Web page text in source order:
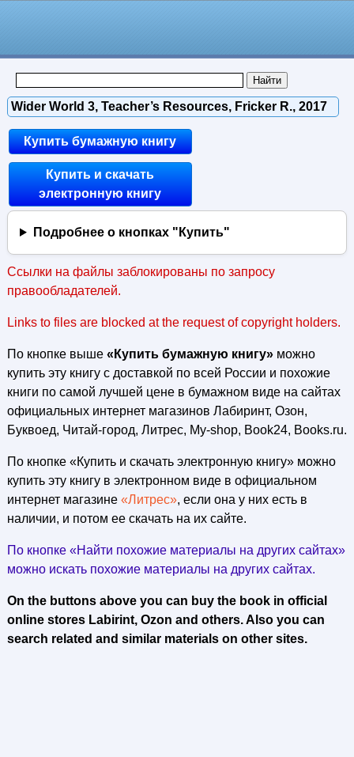
Wider World 3, Teacher’s Resources, Fricker R., 2017
Купить бумажную книгу
Купить и скачать
электронную книгу
Подробнее о кнопках "Купить"
Ссылки на файлы заблокированы по запросу
правообладателей.
Links to files are blocked at the request of copyright holders.
По кнопке выше «Купить бумажную книгу»можно
купить эту книгу с доставкой по всей России и похожие
книги по самой лучшей цене в бумажном виде на сайтах
официальных интернет магазинов Лабиринт, Озон,
Буквоед, Читай-город, Литрес, My-shop, Book24, Books.ru.
По кнопке «Купить и скачать электронную книгу» можно
купить эту книгу в электронном виде в официальном
интернет магазине «Литрес», если она у них есть в
наличии, и потом ее скачать на их сайте.
По кнопке «Найти похожие материалы на других сайтах»
можно искать похожие материалы на других сайтах.
On the buttons above you can buy the book in official
online stores Labirint, Ozon and others. Also you can
search related and similar materials on other sites.